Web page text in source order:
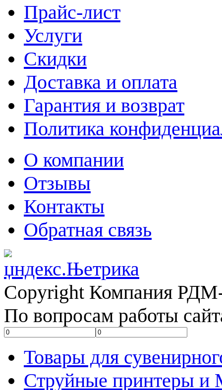
Прайс-лист
Услуги
Скидки
Доставка и оплата
Гарантия и возврат
Политика
О компании
Отзывы
Контакты
Обратная связь
Copyright Компания
По вопросам работы
Товары для
Струйные принтеры